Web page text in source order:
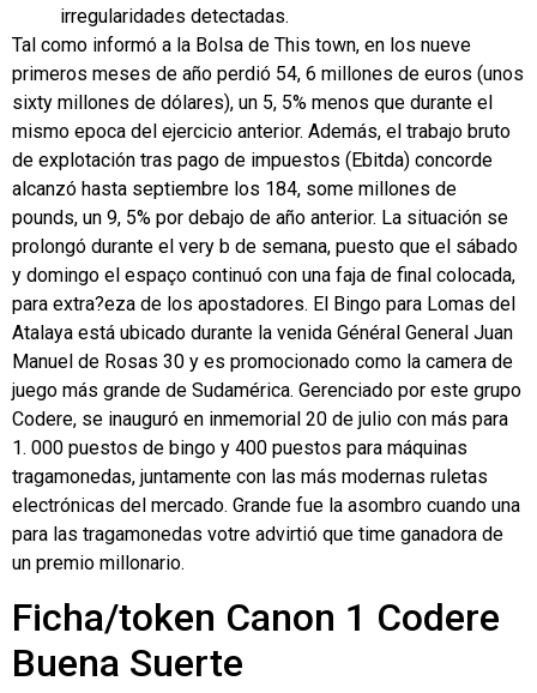
irregularidades detectadas.
Tal como informó a la Bolsa de This town, en los nueve
primeros meses de año perdió 54, 6 millones de euros (unos
sixty millones de dólares), un 5, 5% menos que durante el
mismo epoca del ejercicio anterior. Además, el trabajo bruto
de explotación tras pago de impuestos (Ebitda) concorde
alcanzó hasta septiembre los 184, some millones de
pounds, un 9, 5% por debajo de año anterior. La situación se
prolongó durante el very b de semana, puesto que el sábado
y domingo el espaço continuó con una faja de final colocada,
para extra?eza de los apostadores. El Bingo para Lomas del
Atalaya está ubicado durante la venida Général General Juan
Manuel de Rosas 30 y es promocionado como la camera de
juego más grande de Sudamérica. Gerenciado por este grupo
Codere, se inauguró en inmemorial 20 de julio con más para
1. 000 puestos de bingo y 400 puestos para máquinas
tragamonedas, juntamente con las más modernas ruletas
electrónicas del mercado. Grande fue la asombro cuando una
para las tragamonedas votre advirtió que time ganadora de
un premio millonario.
Ficha/token Canon 1 Codere
Buena Suerte